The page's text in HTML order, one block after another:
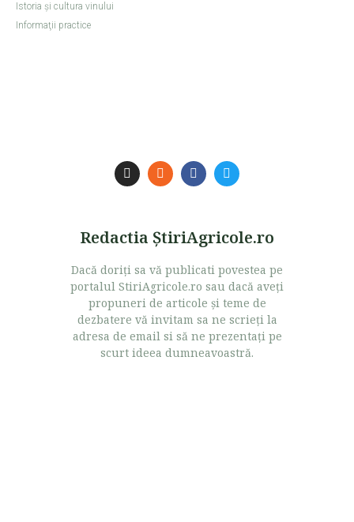
Istoria şi cultura vinului
Informaţii practice
Redactia ŞtiriAgricole.ro
Dacă doriţi sa vă publicati povestea pe
portalul StiriAgricole.ro sau dacă aveţi
propuneri de articole şi teme de
dezbatere vă invitam sa ne scrieţi la
adresa de email si să ne prezentaţi pe
scurt ideea dumneavoastră.